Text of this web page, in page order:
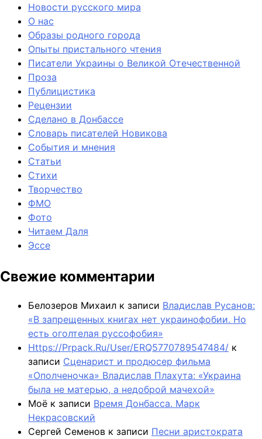
Новости русского мира
О нас
Образы родного города
Опыты пристального чтения
Писатели Украины о Великой Отечественной
Проза
Публицистика
Рецензии
Сделано в Донбассе
Словарь писателей Новикова
События и мнения
Статьи
Стихи
Творчество
ФМО
Фото
Читаем Даля
Эссе
Свежие комментарии
Белозеров Михаил к записи Владислав Русанов:
«В запрещенных книгах нет украинофобии. Но
есть оголтелая руссофобия»
Https://Prpack.Ru/User/ERQ5770789547484/ к
записи Сценарист и продюсер фильма
«Ополченочка» Владислав Плахута: «Украина
была не матерью, а недоброй мачехой»
Моё к записи Время Донбасса. Марк
Некрасовский
Сергей Семенов к записи Песни аристократа